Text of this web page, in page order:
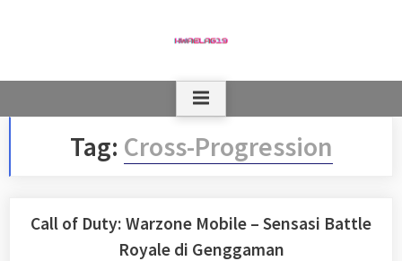
Tag: Cross-Progression
Call of Duty: Warzone Mobile – Sensasi Battle
Royale di Genggaman